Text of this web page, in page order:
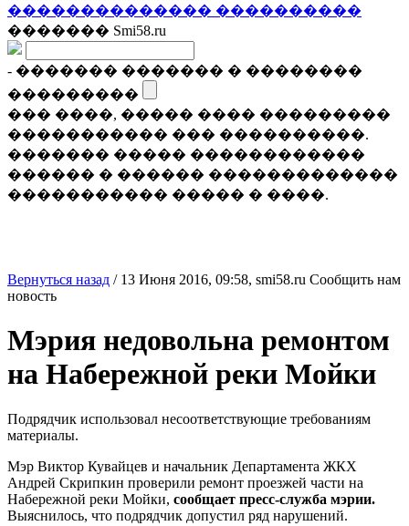
�������������� ����������
������� Smi58.ru
- ������� ������� � ��������
���������
��� ����, ����� ���� ���������
����������� ��� ����������.
������� ����� ������������
������ � ������ �������������
����������� ����� � ����.
Вернуться назад / 13 Июня 2016, 09:58, smi58.ru Сообщить нам
новость
Мэрия недовольна ремонтом
на Набережной реки Мойки
Подрядчик использовал несоответствующие требованиям
материалы.
Мэр Виктор Кувайцев и начальник Департамента ЖКХ
Андрей Скрипкин проверили ремонт проезжей части на
Набережной реки Мойки, сообщает пресс-служба мэрии.
Выяснилось, что подрядчик допустил ряд нарушений.